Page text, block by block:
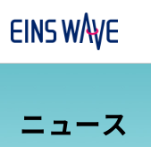
イベント・ セミナー
ニュース